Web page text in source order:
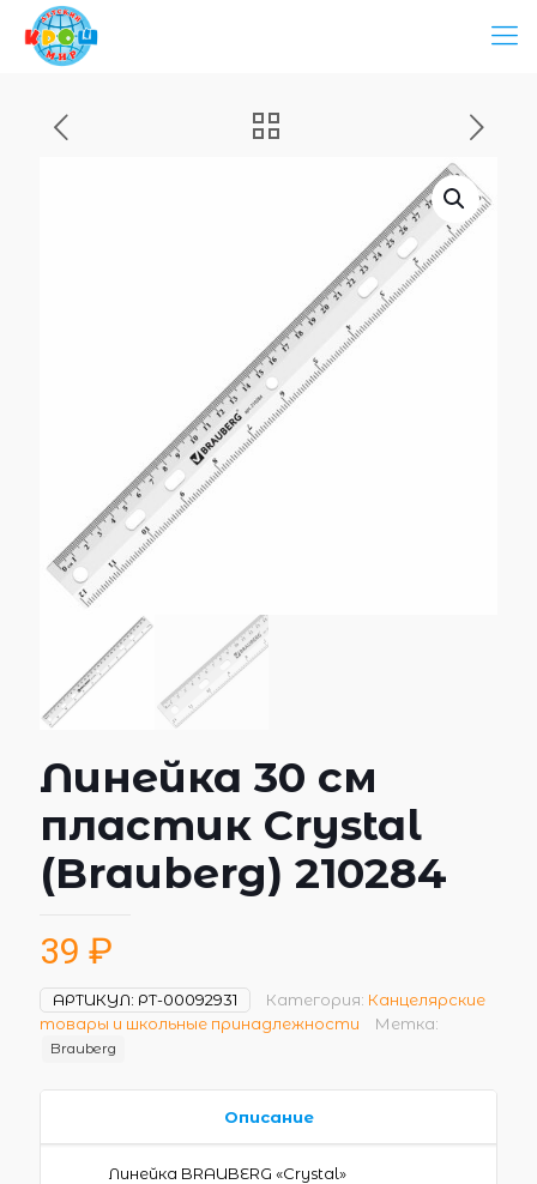
Линейка 30 см
пластик Crystal
(Brauberg) 210284
39 ₽
АРТИКУЛ: РТ-00092931 Категория: Канцелярские
товары и школьные принадлежности
Метка:
Brauberg
Описание
Линейка BRAUBERG «Сrystal»